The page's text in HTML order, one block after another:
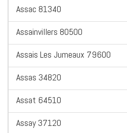
Assac 81340
Assainvillers 80500
Assais Les Jumeaux 79600
Assas 34820
Assat 64510
Assay 37120